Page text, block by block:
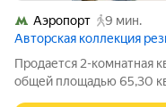
Аэропорт
9 мин.
Авторская коллекция
Продается 2-комнатная
общей площадью 65,30